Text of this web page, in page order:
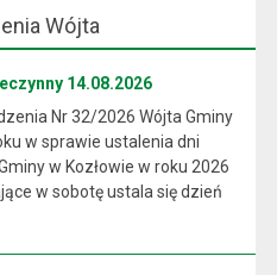
Wójta
14.08.2026
Nr 32/2026 Wójta Gminy
w sprawie ustalenia dni
w Kozłowie w roku 2026
w sobotę ustala się dzień